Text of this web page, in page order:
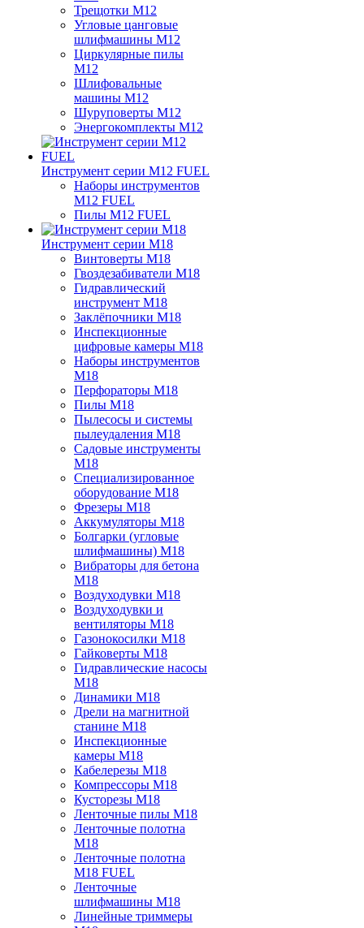
Трещотки M12
Угловые цанговые
шлифмашины M12
Циркулярные пилы
M12
Шлифовальные
машины M12
Шуруповерты M12
Энергокомплекты M12
Инструмент серии M12 FUEL
Наборы инструментов
M12 FUEL
Пилы M12 FUEL
Инструмент серии M18
Винтоверты M18
Гвоздезабиватели M18
Гидравлический
инструмент M18
Заклёпочники M18
Инспекционные
цифровые камеры M18
Наборы инструментов
M18
Перфораторы M18
Пилы M18
Пылесосы и системы
пылеудаления M18
Садовые инструменты
M18
Специализированное
оборудование M18
Фрезеры M18
Аккумуляторы M18
Болгарки (угловые
шлифмашины) M18
Вибраторы для бетона
M18
Воздуходувки M18
Воздуходувки и
вентиляторы M18
Газонокосилки M18
Гайковерты M18
Гидравлические насосы
M18
Динамики M18
Дрели на магнитной
станине M18
Инспекционные
камеры M18
Кабелерезы M18
Компрессоры M18
Кусторезы M18
Ленточные пилы M18
Ленточные полотна
M18
Ленточные полотна
M18 FUEL
Ленточные
шлифмашины M18
Линейные триммеры